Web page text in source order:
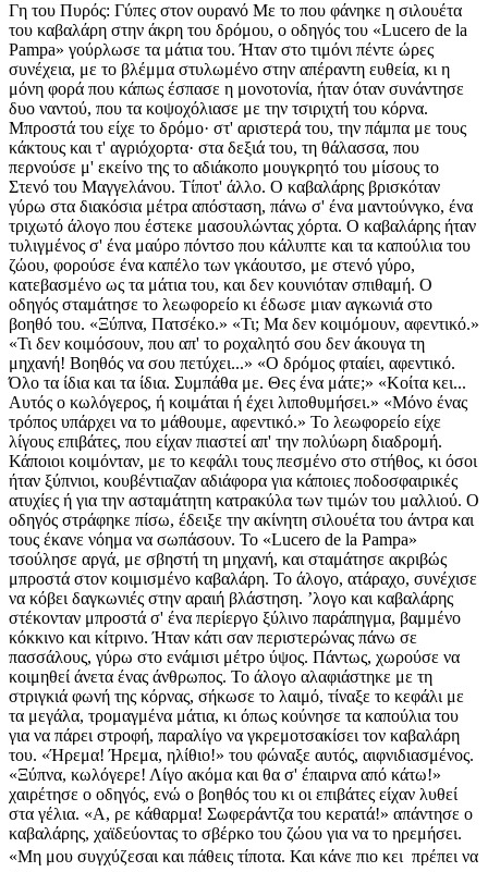
Γη του Πυρός: Γύπες στον ουρανό Με το που φάνηκε η σιλουέτα
του καβαλάρη στην άκρη του δρόμου, ο οδηγός του «Lucero de la
Pampa» γούρλωσε τα μάτια του. Ήταν στο τιμόνι πέντε ώρες
συνέχεια, με το βλέμμα στυλωμένο στην απέραντη ευθεία, κι η
μόνη φορά που κάπως έσπασε η μονοτονία, ήταν όταν συνάντησε
δυο ναντού, που τα κοψοχόλιασε με την τσιριχτή του κόρνα.
Μπροστά του είχε το δρόμο· στ' αριστερά του, την πάμπα με τους
κάκτους και τ' αγριόχορτα· στα δεξιά του, τη θάλασσα, που
περνούσε μ' εκείνο της το αδιάκοπο μουγκρητό του μίσους το
Στενό του Μαγγελάνου. Τίποτ' άλλο. Ο καβαλάρης βρισκόταν
γύρω στα διακόσια μέτρα απόσταση, πάνω σ' ένα μαντούνγκο, ένα
τριχωτό άλογο που έστεκε μασουλώντας χόρτα. Ο καβαλάρης ήταν
τυλιγμένος σ' ένα μαύρο πόντσο που κάλυπτε και τα καπούλια του
ζώου, φορούσε ένα καπέλο των γκάουτσο, με στενό γύρο,
κατεβασμένο ως τα μάτια του, και δεν κουνιόταν σπιθαμή. Ο
οδηγός σταμάτησε το λεωφορείο κι έδωσε μιαν αγκωνιά στο
βοηθό του. «Ξύπνα, Πατσέκο.» «Τι; Μα δεν κοιμόμουν, αφεντικό.»
«Τι δεν κοιμόσουν, που απ' το ροχαλητό σου δεν άκουγα τη
μηχανή! Βοηθός να σου πετύχει...» «Ο δρόμος φταίει, αφεντικό.
Όλο τα ίδια και τα ίδια. Συμπάθα με. Θες ένα μάτε;» «Κοίτα κει...
Αυτός ο κωλόγερος, ή κοιμάται ή έχει λιποθυμήσει.» «Μόνο ένας
τρόπος υπάρχει να το μάθουμε, αφεντικό.» Το λεωφορείο είχε
λίγους επιβάτες, που είχαν πιαστεί απ' την πολύωρη διαδρομή.
Κάποιοι κοιμόνταν, με το κεφάλι τους πεσμένο στο στήθος, κι όσοι
ήταν ξύπνιοι, κουβέντιαζαν αδιάφορα για κάποιες ποδοσφαιρικές
ατυχίες ή για την ασταμάτητη κατρακύλα των τιμών του μαλλιού. Ο
οδηγός στράφηκε πίσω, έδειξε την ακίνητη σιλουέτα του άντρα και
τους έκανε νόημα να σωπάσουν. To «Lucero de la Pampa»
τσούλησε αργά, με σβηστή τη μηχανή, και σταμάτησε ακριβώς
μπροστά στον κοιμισμένο καβαλάρη. Το άλογο, ατάραχο, συνέχισε
να κόβει δαγκωνιές στην αραιή βλάστηση. ʼλογο και καβαλάρης
στέκονταν μπροστά σ' ένα περίεργο ξύλινο παράπηγμα, βαμμένο
κόκκινο και κίτρινο. Ήταν κάτι σαν περιστερώνας πάνω σε
πασσάλους, γύρω στο ενάμισι μέτρο ύψος. Πάντως, χωρούσε να
κοιμηθεί άνετα ένας άνθρωπος. Το άλογο αλαφιάστηκε με τη
στριγκιά φωνή της κόρνας, σήκωσε το λαιμό, τίναξε το κεφάλι με
τα μεγάλα, τρομαγμένα μάτια, κι όπως κούνησε τα καπούλια του
για να πάρει στροφή, παραλίγο να γκρεμοτσακίσει τον καβαλάρη
του. «Ήρεμα! Ήρεμα, ηλίθιο!» του φώναξε αυτός, αιφνιδιασμένος.
«Ξύπνα, κωλόγερε! Λίγο ακόμα και θα σ' έπαιρνα από κάτω!»
χαιρέτησε ο οδηγός, ενώ ο βοηθός του κι οι επιβάτες είχαν λυθεί
στα γέλια. «Α, ρε κάθαρμα! Σωφεράντζα του κερατά!» απάντησε ο
καβαλάρης, χαϊδεύοντας το σβέρκο του ζώου για να το ηρεμήσει.
«Μη μου συγχύζεσαι και πάθεις τίποτα. Και κάνε πιο κει  πρέπει να